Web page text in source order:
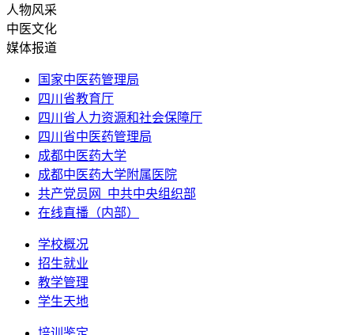
人物风采
中医文化
媒体报道
国家中医药管理局
四川省教育厅
四川省人力资源和社会保障厅
四川省中医药管理局
成都中医药大学
成都中医药大学附属医院
共产党员网_中共中央组织部
在线直播（内部）
学校概况
招生就业
教学管理
学生天地